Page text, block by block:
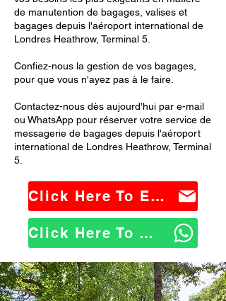
de manutention de bagages, valises et
bagages depuis l'aéroport international de
Londres Heathrow, Terminal 5.
Confiez-nous la gestion de vos bagages,
pour que vous n'ayez pas à le faire.
Contactez-nous dès aujourd'hui par e-mail
ou WhatsApp pour réserver votre service de
messagerie de bagages depuis l'aéroport
international de Londres Heathrow, Terminal
5.
Click Here To Email Us
Click Here To WhatsApp Us